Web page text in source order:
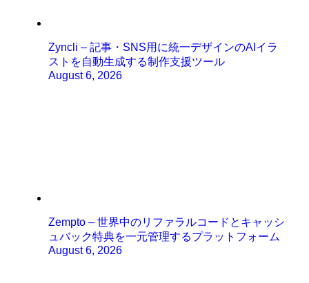
Zyncli – 記事・SNS用に統一デザインのAIイラ
ストを自動生成する制作支援ツール
August 6, 2026
Zempto – 世界中のリファラルコードとキャッシ
ュバック特典を一元管理するプラットフォーム
August 6, 2026